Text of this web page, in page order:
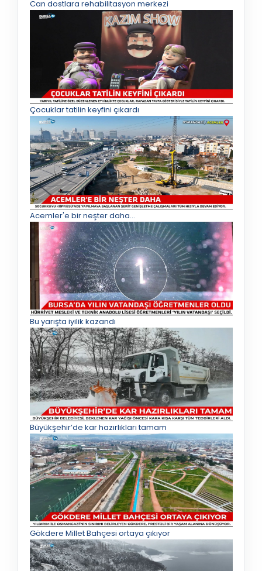
Can dostlara rehabilitasyon merkezi
Çocuklar tatilin keyfini çıkardı
Acemler'e bir neşter daha...
Bu yarışta iyilik kazandı
Büyükşehir’de kar hazırlıkları tamam
Gökdere Millet Bahçesi ortaya çıkıyor